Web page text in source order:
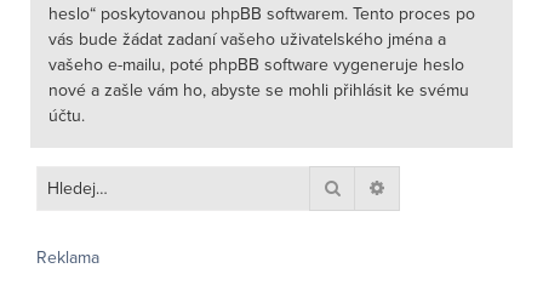
heslo“ poskytovanou phpBB softwarem. Tento proces po
vás bude žádat zadaní vašeho uživatelského jména a
vašeho e-mailu, poté phpBB software vygeneruje heslo
nové a zašle vám ho, abyste se mohli přihlásit ke svému
účtu.
Hledat
Reklama